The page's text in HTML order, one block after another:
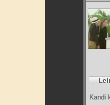
Kandi